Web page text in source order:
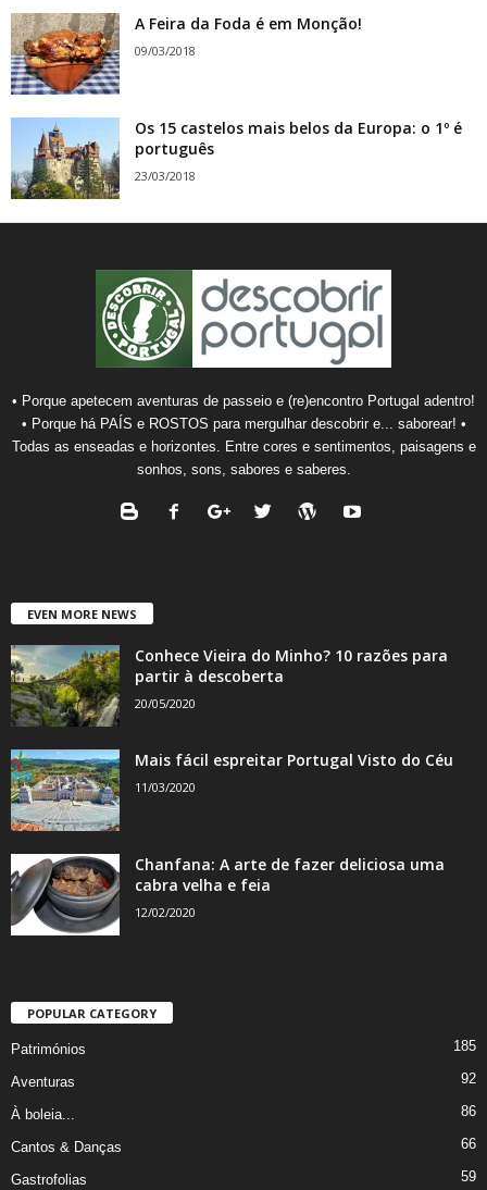
A Feira da Foda é em Monção!
09/03/2018
Os 15 castelos mais belos da Europa: o 1º é
português
23/03/2018
• Porque apetecem aventuras de passeio e (re)encontro Portugal adentro!
• Porque há PAÍS e ROSTOS para mergulhar descobrir e... saborear! •
Todas as enseadas e horizontes. Entre cores e sentimentos, paisagens e
sonhos, sons, sabores e saberes.
EVEN MORE NEWS
Conhece Vieira do Minho? 10 razões para
partir à descoberta
20/05/2020
Mais fácil espreitar Portugal Visto do Céu
11/03/2020
Chanfana: A arte de fazer deliciosa uma
cabra velha e feia
12/02/2020
POPULAR CATEGORY
Patrimónios 185
Aventuras 92
À boleia... 86
Cantos & Danças 66
Gastrofolias 59